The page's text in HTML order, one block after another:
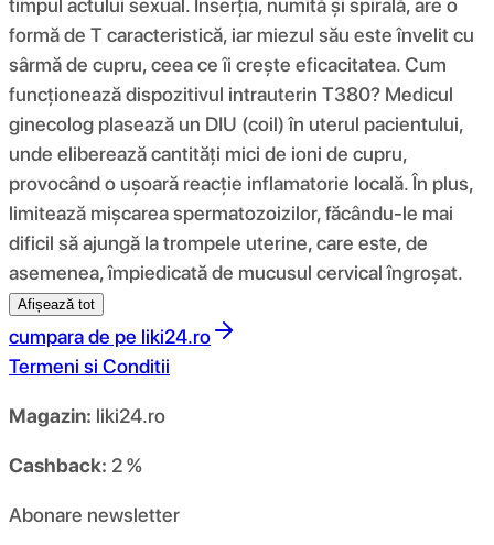
timpul actului sexual. Inserția, numită și spirală, are o
formă de T caracteristică, iar miezul său este învelit cu
sârmă de cupru, ceea ce îi crește eficacitatea. Cum
funcționează dispozitivul intrauterin T380? Medicul
ginecolog plasează un DIU (coil) în uterul pacientului,
unde eliberează cantități mici de ioni de cupru,
provocând o ușoară reacție inflamatorie locală. În plus,
limitează mișcarea spermatozoizilor, făcându-le mai
dificil să ajungă la trompele uterine, care este, de
asemenea, împiedicată de mucusul cervical îngroșat.
Afișează tot
cumpara de pe liki24.ro
Termeni si Conditii
Magazin: liki24.ro
Cashback: 2 %
Abonare newsletter